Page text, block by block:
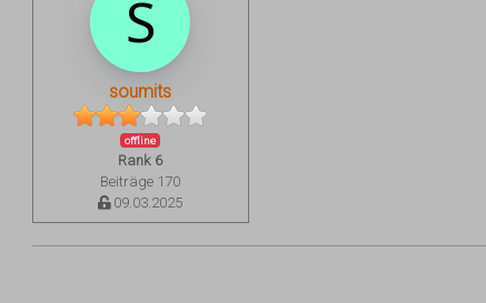
soumits
offline
Rank 6
Beiträge 170
09.03.2025